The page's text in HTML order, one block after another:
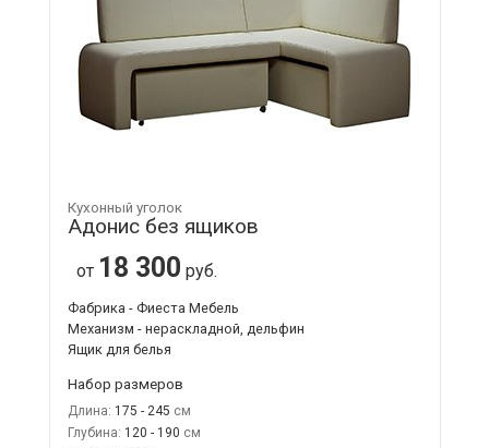
Кухонный уголок
Адонис без ящиков
от 18 300 руб.
Фабрика - Фиеста Мебель
Механизм - нераскладной, дельфин
Ящик для белья
Набор размеров
Длина: 175 - 245
Глубина: 120 - 190